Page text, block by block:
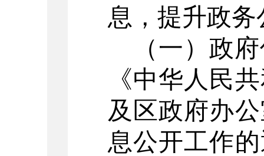
息， 提升政务
（一） 政
《中华人民
及区政府办
息公开工作